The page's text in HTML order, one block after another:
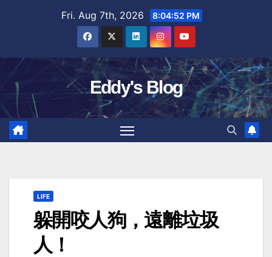
Fri. Aug 7th, 2026 8:04:53 PM
Eddy's Blog
LIFE
躲開咬人狗，遠離垃圾
人！